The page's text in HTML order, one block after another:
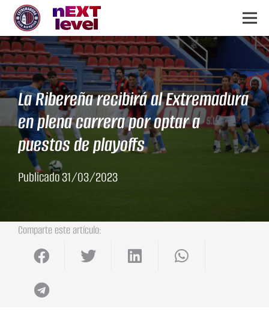
La Ribereña recibirá al Extremadura
en plena carrera por optar a
puestos de playoffs
Publicado31/03/2023
Comparte este artículo: